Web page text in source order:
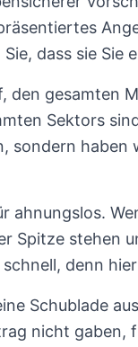
dass sie Sie
den gesamten
Sektors
sondern
ahnungslos.
Spitze stehen
denn
Schublade
nicht gaben,